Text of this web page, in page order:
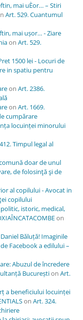
mai uÈor… – Stiri
Art. 529. Cuantumul
mai ușor… - Ziare
on Art. 529.
1500 lei - Locuri de
in spatiu pentru
on Art. 2386.
on Art. 1669.
cumpărare
locuinței minorului
Timpul legal al
doar de unul
de folosinţă şi de
al copilului - Avocat in
copilului
istoric, medical,
on
Băluță! Imaginile
Facebook a edilului –
Abuzul de încredere
Bucureștion Art.
a beneficiului locuinței
on Art. 324.